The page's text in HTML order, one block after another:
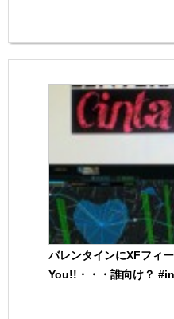
バレンタインにXFフィ
You!!・・・誰向け？